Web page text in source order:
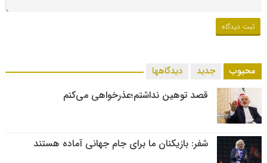
محبوب جدید دیدگاهها
قصد توهین نداشتم؛عذرخواهی می‌کنم
شفر: بازیکنان ما برای جام جهانی آماده هستند